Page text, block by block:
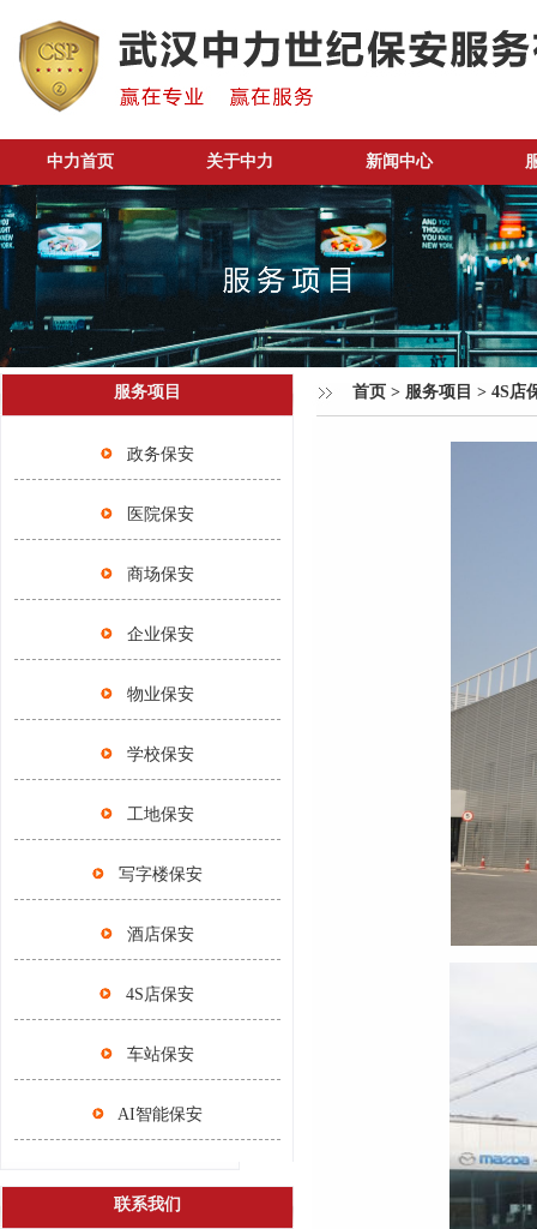
中力首页 关于中力 新闻中心
服务项目
政务保安
医院保安
商场保安
企业保安
物业保安
学校保安
工地保安
写字楼保安
酒店保安
4S店保安
车站保安
AI智能保安
联系我们
首页 > 服务项目 > 4S店